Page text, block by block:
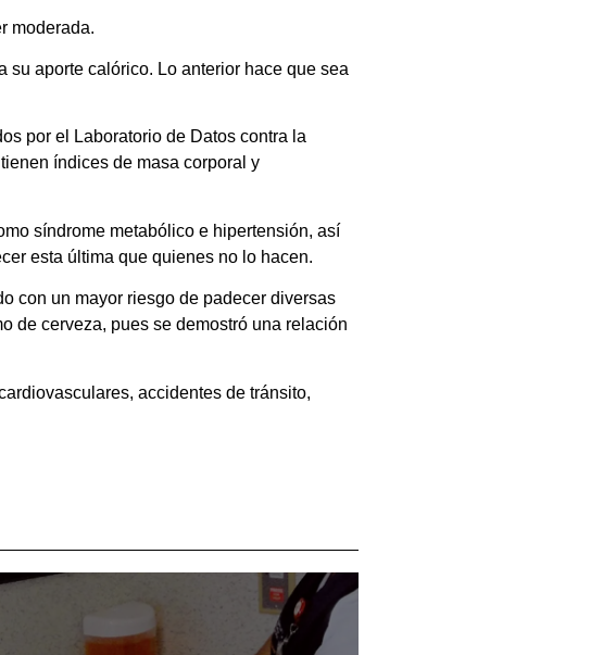
moderada.
aporte calórico. Lo anterior hace que sea
por el Laboratorio de Datos contra la
índices de masa corporal y
síndrome metabólico e hipertensión, así
esta última que quienes no lo hacen.
con un mayor riesgo de padecer diversas
de cerveza, pues se demostró una relación
accidentes de tránsito,